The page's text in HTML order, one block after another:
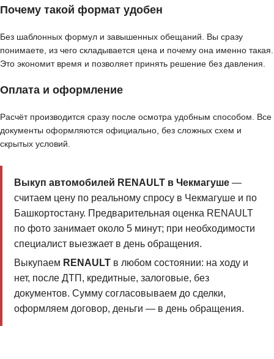
Почему такой формат удобен
Без шаблонных формул и завышенных обещаний. Вы сразу
понимаете, из чего складывается цена и почему она именно такая.
Это экономит время и позволяет принять решение без давления.
Оплата и оформление
Расчёт производится сразу после осмотра удобным способом. Все
документы оформляются официально, без сложных схем и
скрытых условий.
Выкуп автомобилей RENAULT в Чекмагуше—
считаем цену по реальному спросу в Чекмагуше и по
Башкортостану. Предварительная оценка RENAULT
по фото занимает около 5 минут; при необходимости
специалист выезжает в день обращения.
Выкупаем RENAULTв любом состоянии: на ходу и
нет, после ДТП, кредитные, залоговые, без
документов. Сумму согласовываем до сделки,
оформляем договор, деньги — в день обращения.